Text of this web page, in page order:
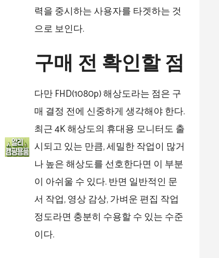
력을 중시하는 사용자를 타겟하는 것
으로 보인다.
구매 전 확인할 점
다만 FHD(1080p) 해상도라는 점은 구
매 결정 전에 신중하게 생각해야 한다.
최근 4K 해상도의 휴대용 모니터도 출
시되고 있는 만큼, 세밀한 작업이 많거
나 높은 해상도를 선호한다면 이 부분
이 아쉬울 수 있다. 반면 일반적인 문
서 작업, 영상 감상, 가벼운 편집 작업
정도라면 충분히 수용할 수 있는 수준
이다.